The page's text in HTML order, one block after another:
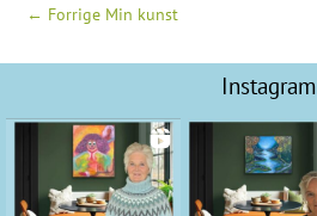
← Forrige Min kunst
Instagram